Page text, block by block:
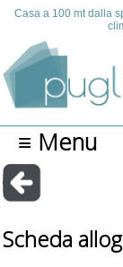
Casa a 100 mt dalla
≡ Menu
Scheda